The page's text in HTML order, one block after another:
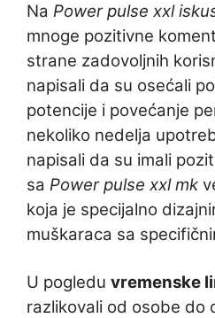
Na Power pulse xxl
mnoge pozitivne
strane zadovoljnih
napisali da su osećali
potencije i povećanje
nekoliko nedelja
napisali da su imali
sa Power pulse xxl mk
koja je specijalno
muškaraca sa
U pogledu vremenske
razlikovali od osobe do